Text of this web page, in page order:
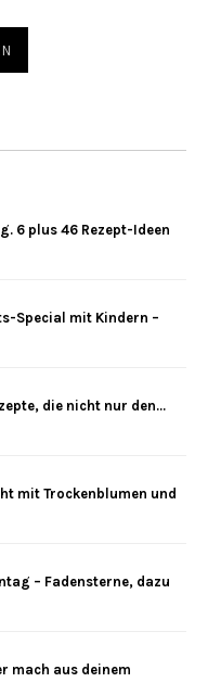
6 plus 46 Rezept-Ideen
Special mit Kindern –
die nicht nur den...
mit Trockenblumen und
– Fadensterne, dazu
mach aus deinem